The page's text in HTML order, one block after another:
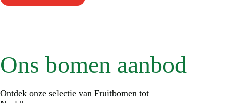
Ons bomen aanbod
Ontdek onze selectie van Fruitbomen tot